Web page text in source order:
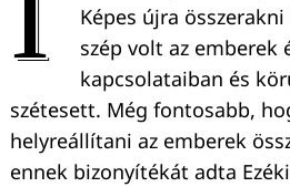
Képes újra
szép volt az emberek
kapcsolataiban és
szétesett. Még fontosabb,
helyreállítani az emberek
ennek bizonyítékát adta